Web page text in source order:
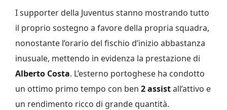
I supporter della Juventus stanno mostrando tutto
il proprio sostegno a favore della propria squadra,
nonostante l’orario del fischio d’inizio abbastanza
inusuale, mettendo in evidenza la prestazione di
Alberto Costa. L’esterno portoghese ha condotto
un ottimo primo tempo con ben 2 assistall’attivo e
un rendimento ricco di grande quantità.